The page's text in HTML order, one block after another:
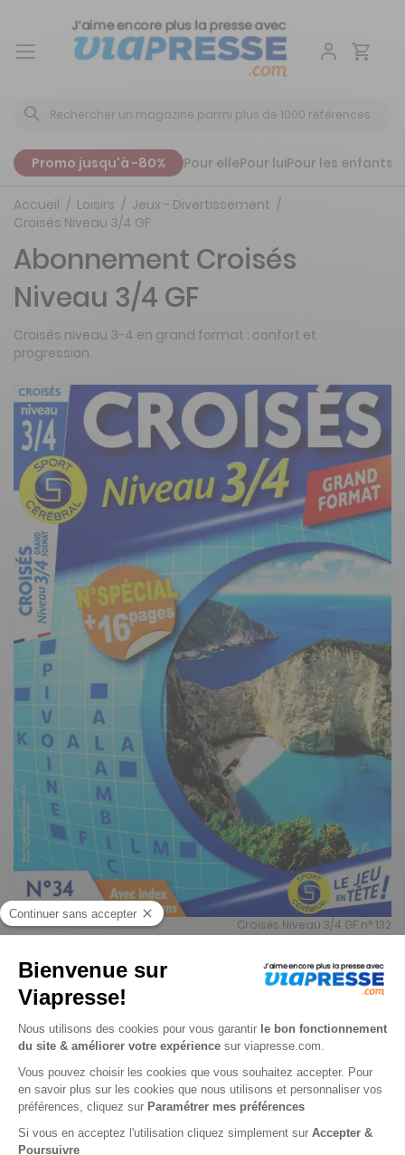
Aller
Promo jusqu'à -80% Pour ellePour luiPour les enfants
Accueil Loisirs
Jeux - Divertissement
Croisés Niveau 3/4 GF
Croisés Niveau 3/4 GF n° 132
Abonnement Croisés
Niveau 3/4 GF
Croisés niveau 3-4 en grand format : confort et
progression.
Je choisis un support
Papier
Je choisis une durée